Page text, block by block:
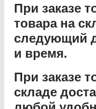
При заказе
товара на
следующий
и время.
При заказе
складе